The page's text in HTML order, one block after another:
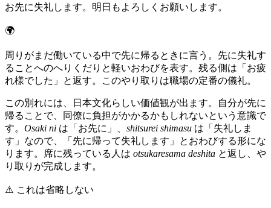
お先に失礼します。明日もよろしくお願いします。
🌍
周りがまだ働いている中で先に帰るときに言う。先に失礼す
ることへのへりくだりと軽いおわびを表す。残る側は「お疲
れ様でした」と返す。このやり取りは職場の定番の儀礼。
この別れには、日本文化らしい価値観が出ます。自分が先に
帰ることで、同僚に負担がかかるかもしれないという意識で
す。 Osaki ni は「お先に」、 shitsurei shimasu は「失礼しま
す」なので、「先に帰って失礼します」とおわびする形にな
ります。席に残っている人は otsukaresama deshita と返し、や
り取りが完成します。
⚠️ これは省略しない